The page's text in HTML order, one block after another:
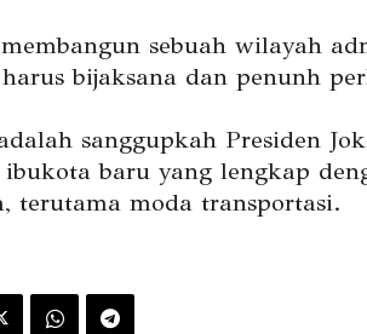
sebuah wilayah
bijaksana dan penunh
sanggupkah Presiden
baru yang lengkap
terutama moda transportasi.